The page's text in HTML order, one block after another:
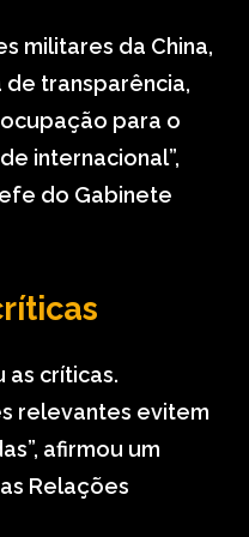
militares da China,
transparência,
para o
internacional”,
do Gabinete
as críticas.
relevantes evitem
afirmou um
Relações